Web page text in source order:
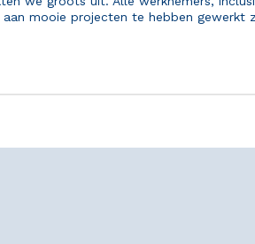
mooie projecten te hebben gewerkt